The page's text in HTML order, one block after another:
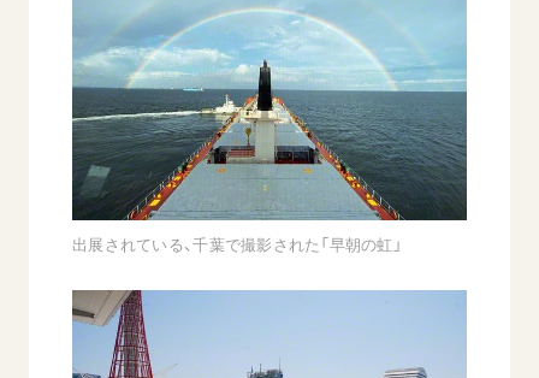
出展されている、千葉で撮影された「早朝の虹」